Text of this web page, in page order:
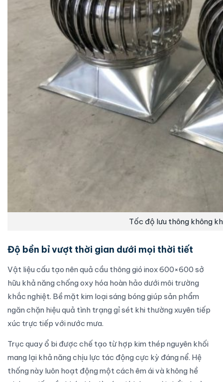
Tốc độ lưu thông không
Độ bền bỉ vượt thời gian dưới mọi thời tiết
Vật liệu cấu tạo nên quả cầu thông gió inox 600×600 sở
hữu khả năng chống oxy hóa hoàn hảo dưới môi trường
khắc nghiệt. Bề mặt kim loại sáng bóng giúp sản phẩm
ngăn chặn hiệu quả tình trạng gỉ sét khi thường xuyên tiếp
xúc trực tiếp với nước mưa.
Trục quay ổ bi được chế tạo từ hợp kim thép nguyên khối
mang lại khả năng chịu lực tác động cực kỳ đáng nể. Hệ
thống này luôn hoạt động một cách êm ái và không hề